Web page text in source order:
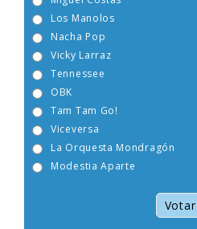
Miguel Costas
Nacha Pop
Vicky Larraz
La Orquesta Mondragón
Modestia Aparte
Votar